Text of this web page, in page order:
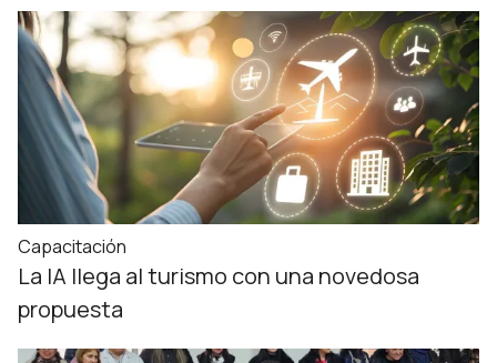
Capacitación
La IA llega al turismo con una novedosa
propuesta